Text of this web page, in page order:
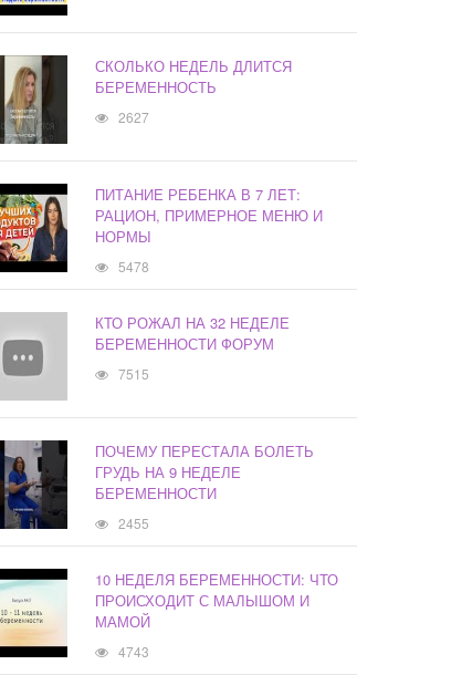
СКОЛЬКО НЕДЕЛЬ ДЛИТСЯ
БЕРЕМЕННОСТЬ
2627
ПИТАНИЕ РЕБЕНКА В 7 ЛЕТ:
РАЦИОН, ПРИМЕРНОЕ МЕНЮ И
НОРМЫ
5478
КТО РОЖАЛ НА 32 НЕДЕЛЕ
БЕРЕМЕННОСТИ ФОРУМ
7515
ПОЧЕМУ ПЕРЕСТАЛА БОЛЕТЬ
ГРУДЬ НА 9 НЕДЕЛЕ
БЕРЕМЕННОСТИ
2455
10 НЕДЕЛЯ БЕРЕМЕННОСТИ: ЧТО
ПРОИСХОДИТ С МАЛЫШОМ И
МАМОЙ
4743